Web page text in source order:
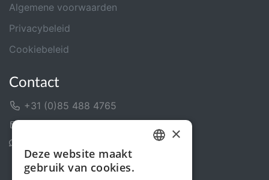
Algemene voorwaarden
Privacybeleid
Cookiebeleid
Contact
+31 (0)85 488 4765
×
Deze website maakt
gebruik van cookies.